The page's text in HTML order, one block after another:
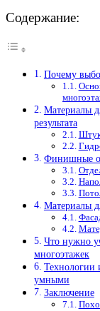
Содержание:
Почему
Материалы
результата
Финишные
Материалы
Что нужно
многоэтажек
Технологии
умными
Заключение